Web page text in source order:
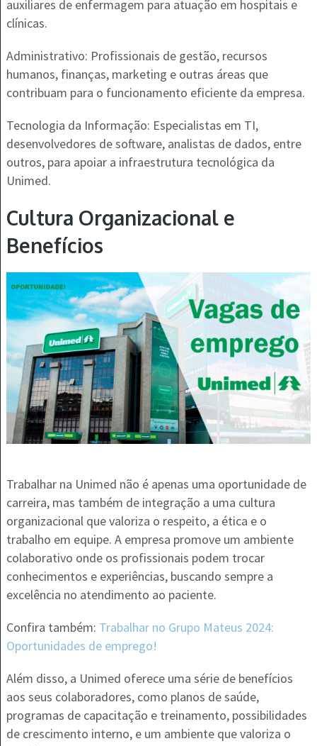
auxiliares de enfermagem para atuação em hospitais e
clínicas.
Administrativo: Profissionais de gestão, recursos
humanos, finanças, marketing e outras áreas que
contribuam para o funcionamento eficiente da empresa.
Tecnologia da Informação: Especialistas em TI,
desenvolvedores de software, analistas de dados, entre
outros, para apoiar a infraestrutura tecnológica da
Unimed.
Cultura Organizacional e
Benefícios
Trabalhar na Unimed não é apenas uma oportunidade de
carreira, mas também de integração a uma cultura
organizacional que valoriza o respeito, a ética e o
trabalho em equipe. A empresa promove um ambiente
colaborativo onde os profissionais podem trocar
conhecimentos e experiências, buscando sempre a
excelência no atendimento ao paciente.
Confira também: Trabalhar no Grupo Mateus 2024:
Oportunidades de emprego!
Além disso, a Unimed oferece uma série de benefícios
aos seus colaboradores, como planos de saúde,
programas de capacitação e treinamento, possibilidades
de crescimento interno, e um ambiente que valoriza o